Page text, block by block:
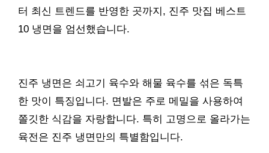
터 최신 트렌드를 반영한 곳까지, 진주 맛집 베스트
10 냉면을 엄선했습니다.
진주 냉면은 쇠고기 육수와 해물 육수를 섞은 독특
한 맛이 특징입니다. 면발은 주로 메밀을 사용하여
쫄깃한 식감을 자랑합니다. 특히 고명으로 올라가는
육전은 진주 냉면만의 특별함입니다.